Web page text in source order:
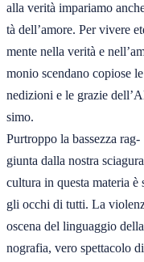
alla verità impariamo
tà dell’amore. Per vivere
mente nella verità e
monio scendano copiose
nedizioni e le grazie
simo.
Purtroppo la bassezza rag-
giunta dalla nostra
cultura in questa materia è
gli occhi di tutti. La
oscena del linguaggio
nografia, vero spettacolo